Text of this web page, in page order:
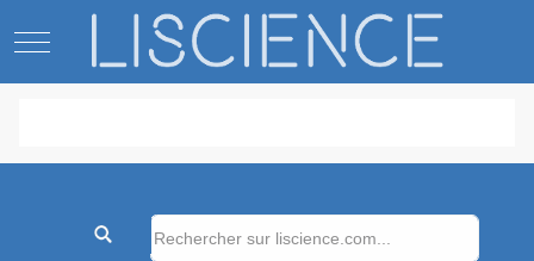
Mobile Menu Toggle